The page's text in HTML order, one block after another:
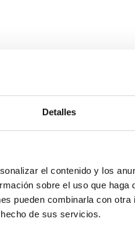
Detalles
el contenido y los
sobre el uso que haga
pueden combinarla con
de sus servicios.